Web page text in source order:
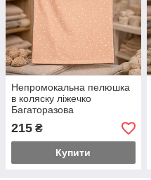
Непромокальна пелюшка
в коляску ліжечко
Багаторазова
непромокашка фланель
Зірочки
215 ₴
Купити